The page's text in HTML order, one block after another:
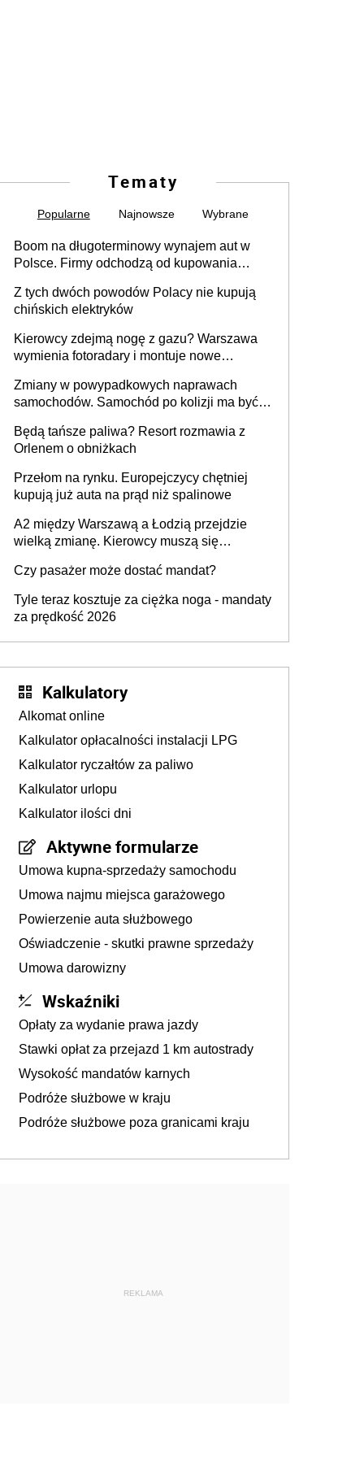
Tematy
Popularne Najnowsze Wybrane
Boom na długoterminowy wynajem aut w
Polsce. Firmy odchodzą od kupowania
Z tych dwóch powodów Polacy nie kupują
chińskich elektryków
Kierowcy zdejmą nogę z gazu? Warszawa
wymienia fotoradary i montuje nowe
Zmiany w powypadkowych naprawach
samochodów. Samochód po kolizji ma być
technologią producenta
Będą tańsze paliwa? Resort rozmawia z
Orlenem o obniżkach
Przełom na rynku. Europejczycy chętniej
kupują już auta na prąd niż spalinowe
A2 między Warszawą a Łodzią przejdzie
wielką zmianę. Kierowcy muszą się
Czy pasażer może dostać mandat?
Tyle teraz kosztuje za ciężka noga - mandaty
za prędkość 2026
Kalkulatory
Alkomat online
Kalkulator opłacalności instalacji LPG
Kalkulator ryczałtów za paliwo
Kalkulator urlopu
Kalkulator ilości dni
Aktywne formularze
Umowa kupna-sprzedaży samochodu
Umowa najmu miejsca garażowego
Powierzenie auta służbowego
Oświadczenie - skutki prawne sprzedaży
Umowa darowizny
Wskaźniki
Opłaty za wydanie prawa jazdy
Stawki opłat za przejazd 1 km autostrady
Wysokość mandatów karnych
Podróże służbowe w kraju
Podróże służbowe poza granicami kraju
REKLAMA